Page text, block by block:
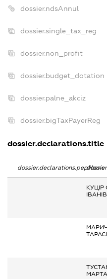
dossier.ndsAnnul
dossier.single_tax_reg
dossier.non_profit
dossier.budget_dotation
dossier.palne_akciz
dossier.bigTaxPayerReg
dossier.declarations.title
dossier.declarations.pepName
КУЦІР